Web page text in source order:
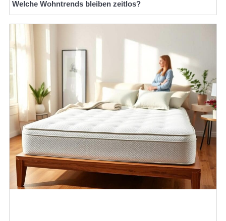
Welche Wohntrends bleiben zeitlos?